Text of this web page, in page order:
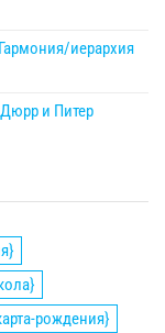
иерархия
Дюрр и Питер
рождения}